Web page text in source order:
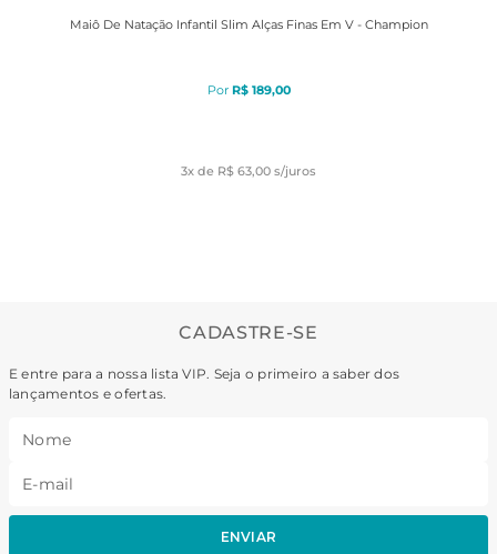
Maiô De Natação Infantil Slim Alças Finas Em V - Champion
R$ 189,00
3x de R$ 63,00 s/juros
CADASTRE-SE
E entre para a nossa lista VIP. Seja o primeiro a saber dos
lançamentos e ofertas.
ENVIAR